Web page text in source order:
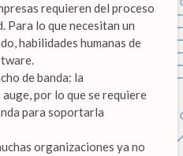
requieren del proceso
Para lo que necesitan un
habilidades humanas de
de banda: la
por lo que se requiere
para soportarla
organizaciones ya no